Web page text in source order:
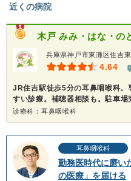
近くの病院
木戸 みみ・はな・の
兵庫県神戸市東灘区住吉
4.64
JR住吉駅徒歩5分の耳鼻咽喉科
すい診療。補聴器相談も。駐車場
診療科：耳鼻咽喉科
耳鼻咽喉科
勤務医時代に磨い
の医療」を届ける